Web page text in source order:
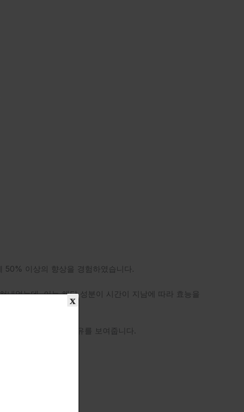
50% 이상의 향상을 경험하였습니다.
내었는데, 이는 해당 성분이 시간이 지남에 따라 효능을
있어 최적의 선택인 이유를 보여줍니다.
x